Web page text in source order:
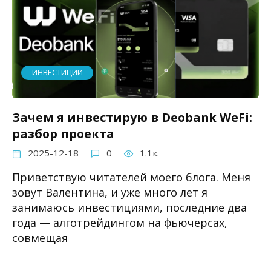
ИНВЕСТИЦИИ
Зачем я инвестирую в Deobank WeFi:
разбор проекта
2025-12-18 0 1.1к.
Приветствую читателей моего блога. Меня
зовут Валентина, и уже много лет я
занимаюсь инвестициями, последние два
года — алготрейдингом на фьючерсах,
совмещая